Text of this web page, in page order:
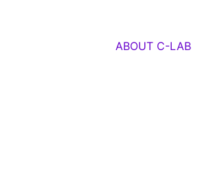
ABOUT C-LAB